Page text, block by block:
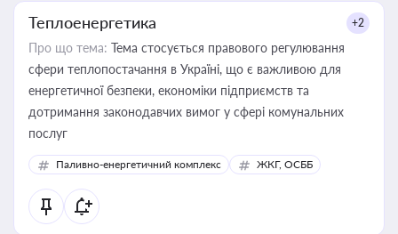
Теплоенергетика +2
Про що тема: Тема стосується правового регулювання
сфери теплопостачання в Україні, що є важливою для
енергетичної безпеки, економіки підприємств та
дотримання законодавчих вимог у сфері комунальних
послуг
Паливно-енергетичний комплекс ЖКГ, ОСББ